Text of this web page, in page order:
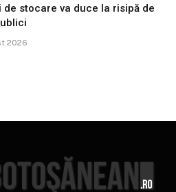
de stocare va duce la risipă de
2026